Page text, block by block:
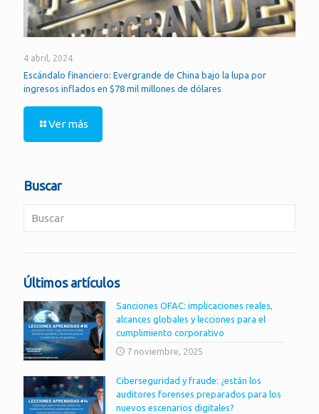
4 abril, 2024
Escándalo financiero: Evergrande de China bajo la lupa por
ingresos inflados en $78 mil millones de dólares
Ver más
Buscar
Últimos artículos
Sanciones OFAC: implicaciones reales,
alcances globales y lecciones para el
cumplimiento corporativo
7 noviembre, 2025
Ciberseguridad y fraude: ¿están los
auditores forenses preparados para los
nuevos escenarios digitales?